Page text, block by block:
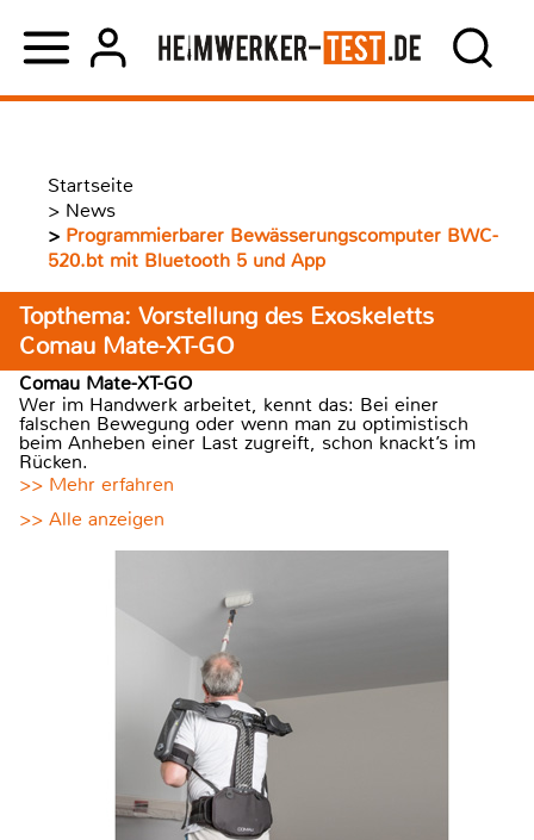
Startseite
> News
> Programmierbarer Bewässerungscomputer BWC-
520.bt mit Bluetooth 5 und App
Topthema: Vorstellung des Exoskeletts
Comau Mate-XT-GO
Comau Mate-XT-GO
Wer im Handwerk arbeitet, kennt das: Bei einer
falschen Bewegung oder wenn man zu optimistisch
beim Anheben einer Last zugreift, schon knackt’s im
Rücken.
>> Mehr erfahren
>> Alle anzeigen